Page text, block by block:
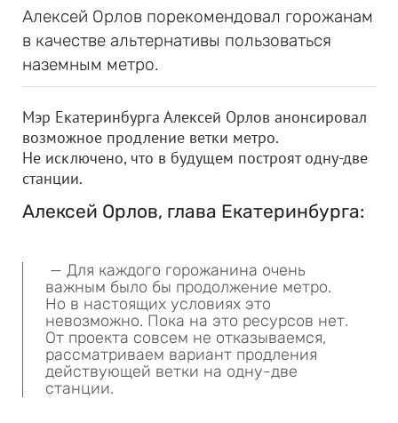
Алексей Орлов порекомендовал горожанам
в качестве альтернативы пользоваться
наземным метро.
Мэр Екатеринбурга Алексей Орлов анонсировал
возможное продление ветки метро.
Не исключено, что в будущем построят одну-две
станции.
Алексей Орлов, глава Екатеринбурга:
— Для каждого горожанина очень
важным было бы продолжение метро.
Но в настоящих условиях это
невозможно. Пока на это ресурсов нет.
От проекта совсем не отказываемся,
рассматриваем вариант продления
действующей ветки на одну-две
станции.